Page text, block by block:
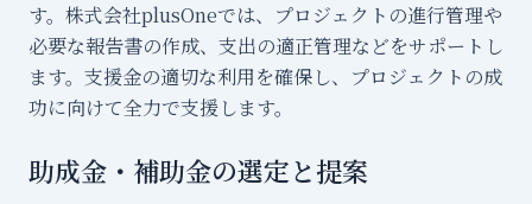
す。株式会社plusOneでは、プロジェクトの進行管理や
必要な報告書の作成、支出の適正管理などをサポートし
ます。支援金の適切な利用を確保し、プロジェクトの成
功に向けて全力で支援します。
助成金・補助金の選定と提案